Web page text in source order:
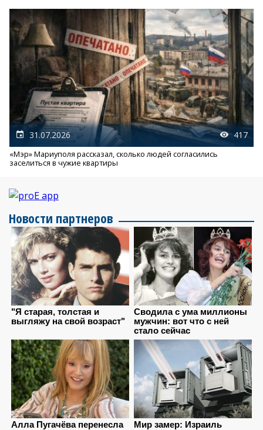
31.07.2026 417
«Мэр» Мариуполя рассказал, сколько людей согласились
заселиться в чужие квартиры
Новости партнеров